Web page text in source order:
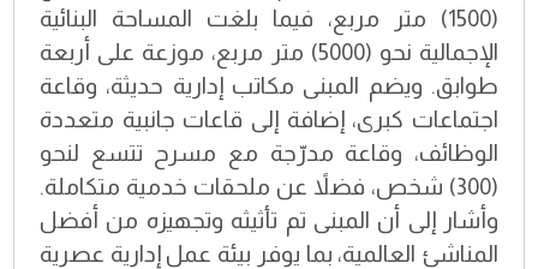
(1500) متر مربع، فيما بلغت المساحة البنائية
الإجمالية نحو (5000) متر مربع، موزعة على أربعة
طوابق. ويضم المبنى مكاتب إدارية حديثة، وقاعة
اجتماعات كبرى، إضافة إلى قاعات جانبية متعددة
الوظائف، وقاعة مدرّجة مع مسرح تتسع لنحو
(300) شخص، فضلاً عن ملحقات خدمية متكاملة.
وأشار إلى أن المبنى تم تأثيثه وتجهيزه من أفضل
المناشئ العالمية، بما يوفر بيئة عمل إدارية عصرية